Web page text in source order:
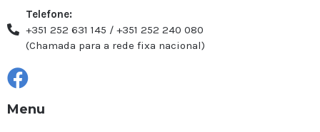
Telefone:
+351 252 631 145 / +351 252 240 080
(Chamada para a rede fixa nacional)
Menu